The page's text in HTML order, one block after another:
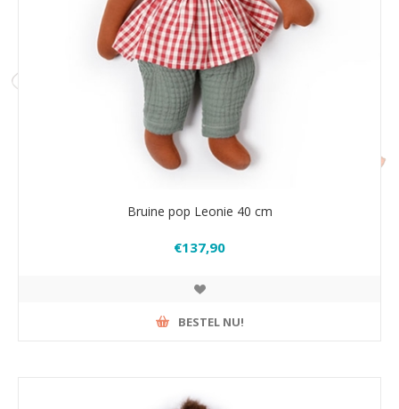
Bruine pop Leonie 40 cm
€137,90
BESTEL NU!